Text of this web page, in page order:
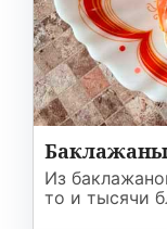
Из
то и тысячи